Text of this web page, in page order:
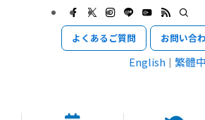
よくあるご質問 お問い合
English 繁體